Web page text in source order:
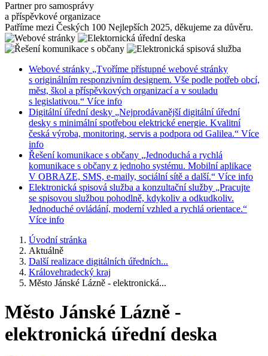
Partner pro samosprávy
a příspěvkové organizace
Patříme mezi Českých 100 Nejlepších 2025, děkujeme za důvěru.
Webové stránky „Tvoříme přístupné webové stránky
s originálním responzivním designem. Vše podle potřeb obcí,
měst, škol a příspěvkových organizací a v souladu
s legislativou.“ Více info
Digitální úřední desky „Nejprodávanější digitální úřední
desky s minimální spotřebou elektrické energie. Kvalitní
česká výroba, monitoring, servis a podpora od Galilea.“ Více
info
Řešení komunikace s občany „Jednoduchá a rychlá
komunikace s občany z jednoho systému. Mobilní aplikace
V OBRAZE, SMS, e-maily, sociální sítě a další.“ Více info
Elektronická spisová služba a konzultační služby „Pracujte
se spisovou službou pohodlně, kdykoliv a odkudkoliv.
Jednoduché ovládání, moderní vzhled a rychlá orientace.“
Více info
Úvodní stránka
Aktuálně
Další realizace digitálních úředních...
Královehradecký kraj
Město Jánské Lázně - elektronická...
Město Jánské Lázně -
elektronická úřední deska